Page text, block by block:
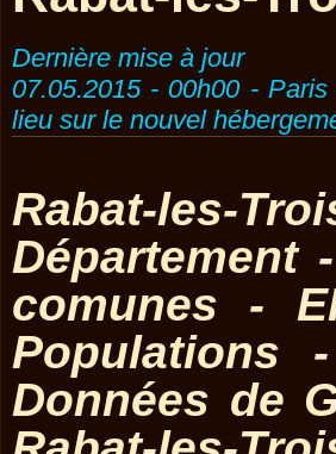
Dernière mise à jour
07.05.2015 - 00h00 -
lieu sur le nouvel
Rabat-les-
Département
comunes -
Populations
Données de